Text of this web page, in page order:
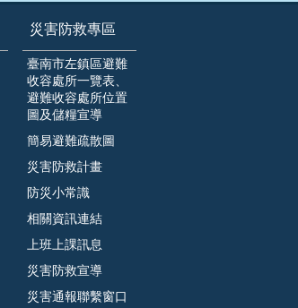
災害防救專區
臺南市左鎮區避難
收容處所一覽表、
避難收容處所位置
圖及儲糧宣導
簡易避難疏散圖
災害防救計畫
防災小常識
相關資訊連結
上班上課訊息
災害防救宣導
災害通報聯繫窗口